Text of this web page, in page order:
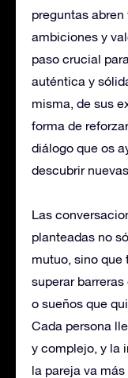
preguntas
ambiciones y
paso crucial
auténtica y
misma, de sus
forma de
diálogo que os
descubrir
Las
planteadas no
mutuo, sino que
superar
o sueños que
Cada persona
y complejo, y la
la pareja va